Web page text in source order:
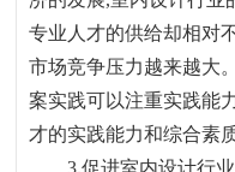
专业人才的供给却相对
市场竞争压力越来越大
案实践可以注重实践能
才的实践能力和综合素
3.促进室内设计行